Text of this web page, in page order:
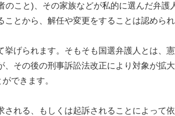
こと)、その家族などが私的に選んだ弁護
とから、解任や変更をすることは認められ
げられます。そもそも国選弁護人とは、
その後の刑事訴訟法改正により対象が拡
できます。
れる、もしくは起訴されることによって